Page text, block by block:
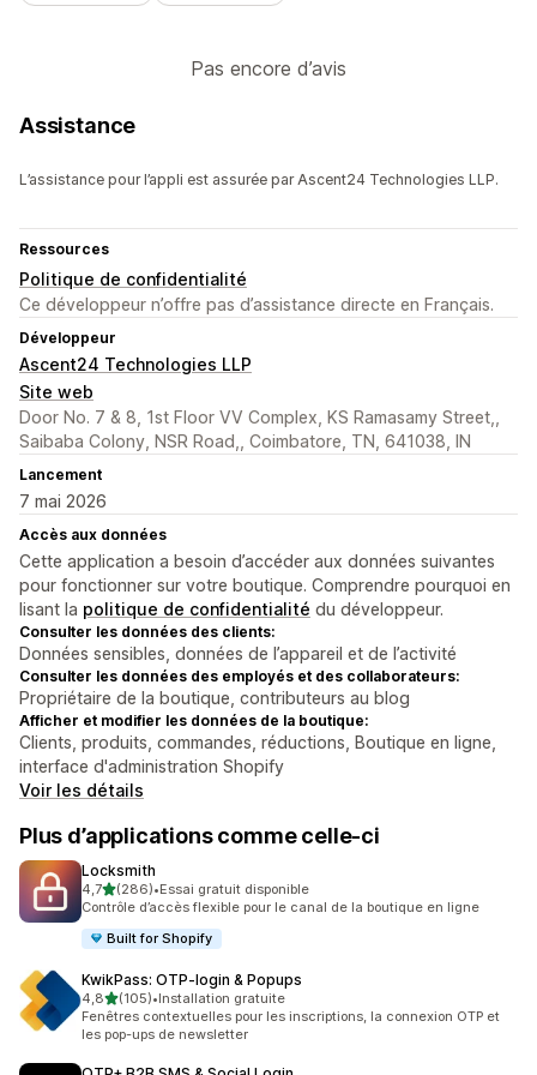
Pas encore d’avis
Assistance
L’assistance pour l’appli est assurée par Ascent24 Technologies LLP.
Ressources
Politique de confidentialité
Ce développeur n’offre pas d’assistance directe en Français.
Développeur
Ascent24 Technologies LLP
Site web
Door No. 7 & 8, 1st Floor VV Complex, KS Ramasamy Street,,
Saibaba Colony, NSR Road,, Coimbatore, TN, 641038, IN
Lancement
7 mai 2026
Accès aux données
Cette application a besoin d’accéder aux données suivantes
pour fonctionner sur votre boutique. Comprendre pourquoi en
lisant la politique de confidentialité du développeur.
Consulter les données des clients:
Données sensibles, données de l’appareil et de l’activité
Consulter les données des employés et des collaborateurs:
Propriétaire de la boutique, contributeurs au blog
Afficher et modifier les données de la boutique:
Clients, produits, commandes, réductions, Boutique en ligne,
interface d'administration Shopify
Voir les détails
Plus d’applications comme celle-ci
Locksmith
4,7étoile(s) sur 5
(286)
286 avis au total
•Essai gratuit disponible
Contrôle d’accès flexible pour le canal de la boutique en ligne
Built for Shopify
KwikPass: OTP‑login & Popups
4,8étoile(s) sur 5
(105)
105 avis au total
•Installation gratuite
Fenêtres contextuelles pour les inscriptions, la connexion OTP et
les pop-ups de newsletter